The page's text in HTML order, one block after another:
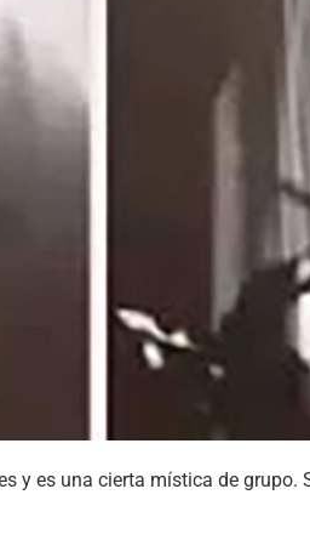
y es una cierta mística de